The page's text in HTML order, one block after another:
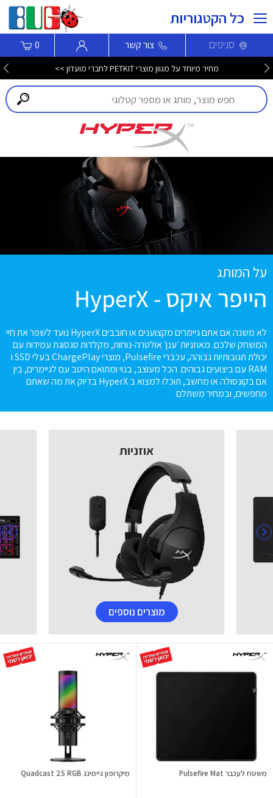
כל הקטגוריות
סניפים צור קשר 0
מחיר מיוחד על מגוון מוצרי PETKIT לחברי מועדון >>
על המותג
הייפר איקס - HyperX
לא משנה אם אתם גיימרים מקצוענים או חובבים HyperX נועד לשפר את חיי
המשחק שלכם. מאוזניות ׳ענן׳ אולטרה-נוחות, מקלדות סגסוגת עמידות עם
יכולת תגובותיות גבוהה, עכברי Pulsefire, מוצרי ChargePlay בעלי SSD ו
RAM עם ביצועים גבוהים. הכל מעוצב, בנוי ומתואם היטב עם לגיימרים, בין
אם בקונסולה או מחשב, תוכלו למצוא ב HyperX בדיוק את מה שאתם
מחפשים, ובמחיר משתלם
אוזניות
מוצרים נוספים
משטח לעכבר Pulsefire Mat מיקרופון גיימינג Quadcast 2S RGB